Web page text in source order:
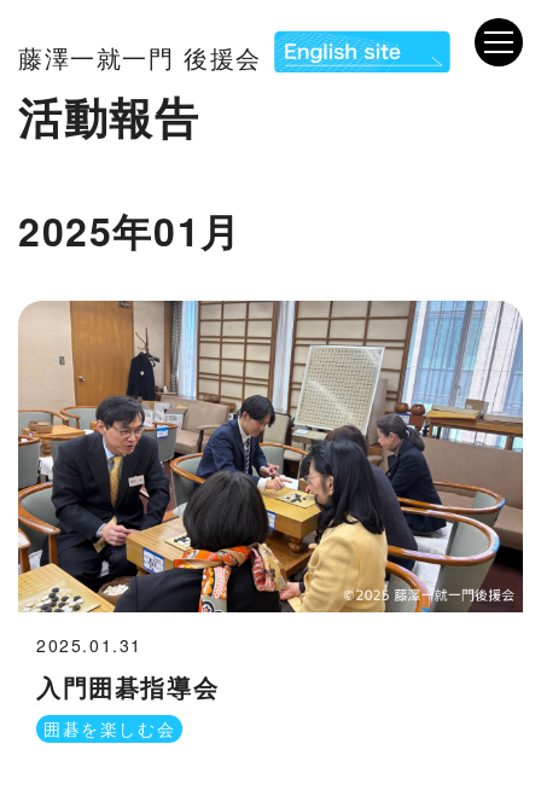
藤澤一就一門 後援会
活動報告
2025年01月
入門囲碁指導会
2025.01.31
囲碁を楽しむ会